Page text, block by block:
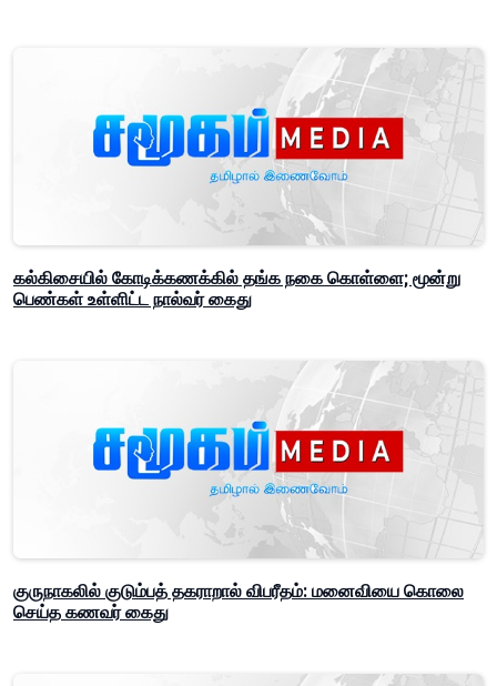
கல்கிசையில் கோடிக்கணக்கில் தங்க நகை கொள்ளை; மூன்று
பெண்கள் உள்ளிட்ட நால்வர் கைது
குருநாகலில் குடும்பத் தகராறால் விபரீதம்: மனைவியை கொலை
செய்த கணவர் கைது